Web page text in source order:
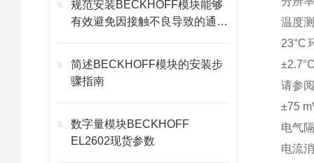
规范安装BECKHOFF模块能够
有效避免因接触不良导致的通讯
简述BECKHOFF模块的安装步
骤指南
数字量模块BECKHOFF
EL2602现货参数
温度
23°C
请参
±75
电气
电流